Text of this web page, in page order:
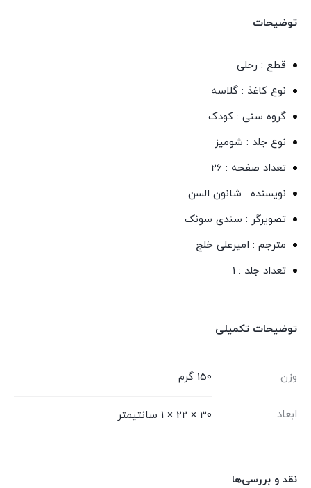
انتشارات
عدد
توضیحات
قطع : رحلی
نوع کاغذ : گلاسه
گروه سنی : کودک
نوع جلد : شومیز
تعداد صفحه : 26
نویسنده : شانون السن
تصویرگر : سندی سونک
مترجم : امیرعلی خلج
تعداد جلد : 1
توضیحات تکمیلی
وزن 150 گرم
ابعاد 30 × 22 × 1 سانتیمتر
نقد و بررسی‌ها